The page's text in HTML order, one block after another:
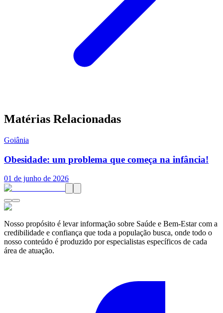
Matérias Relacionadas
Goiânia
Obesidade: um problema que começa na infância!
01 de junho de 2026
Nosso propósito é levar informação sobre Saúde e Bem-Estar com a
credibilidade e confiança que toda a população busca, onde todo o
nosso conteúdo é produzido por especialistas específicos de cada
área de atuação.